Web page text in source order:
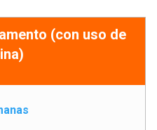
(con uso de